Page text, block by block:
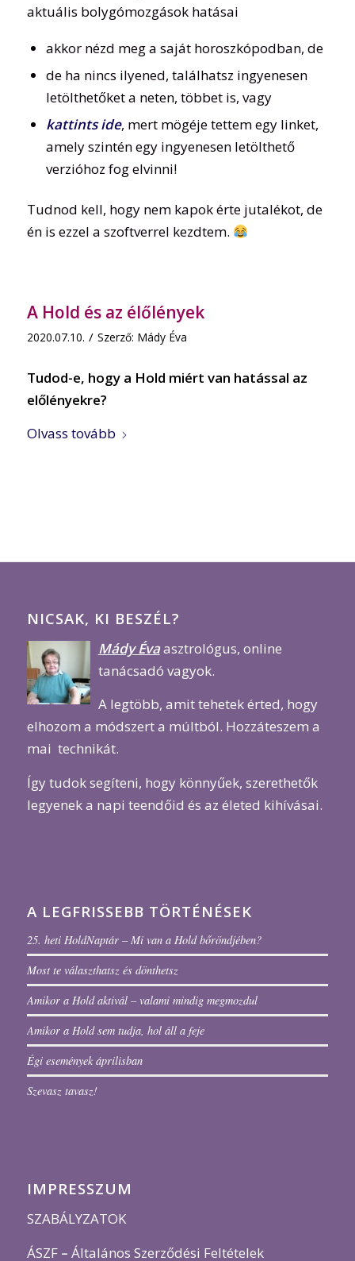
aktuális bolygómozgások hatásai
akkor nézd meg a saját horoszkópodban, de
de ha nincs ilyened, találhatsz ingyenesen
letölthetőket a neten, többet is, vagy
kattints ide, mert mögéje tettem egy linket,
amely szintén egy ingyenesen letölthető
verzióhoz fog elvinni!
Tudnod kell, hogy nem kapok érte jutalékot, de
én is ezzel a szoftverrel kezdtem.
A Hold és az élőlények
2020.07.10. / Szerző: Mády Éva
Tudod-e, hogy a Hold miért van hatással az
előlényekre?
Olvass tovább
NICSAK, KI BESZÉL?
Mády Évaasztrológus, online
tanácsadó vagyok.
A legtöbb, amit tehetek érted, hogy
elhozom a módszert a múltból. Hozzáteszem a
mai technikát.
Így tudok segíteni, hogy könnyűek, szerethetők
legyenek a napi teendőid és az életed kihívásai.
A LEGFRISSEBB TÖRTÉNÉSEK
25. heti HoldNaptár – Mi van a Hold bőröndjében?
Most te választhatsz és dönthetsz
Amikor a Hold aktivál – valami mindig megmozdul
Amikor a Hold sem tudja, hol áll a feje
Égi események áprilisban
Szevasz tavasz!
IMPRESSZUM
SZABÁLYZATOK
ÁSZF– Általános Szerződési Feltételek